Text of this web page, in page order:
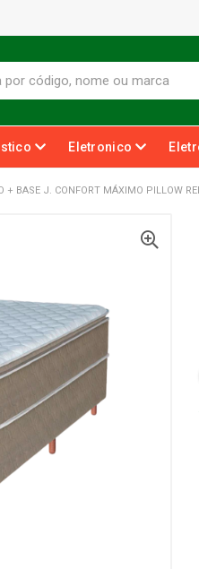
Eletronico
+ BASE J. CONFORT MÁXIMO PILLOW